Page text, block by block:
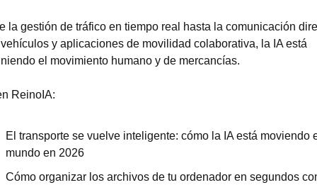
la gestión de tráfico en tiempo real hasta la comunicación
y aplicaciones de movilidad colaborativa, la IA está
el movimiento humano y de mercancías.
ReinoIA:
El transporte se vuelve inteligente: cómo la IA está moviendo
mundo en 2026
Cómo organizar los archivos de tu ordenador en segundos